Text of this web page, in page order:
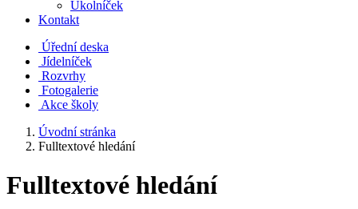
Úkolníček
Kontakt
Úřední deska
Jídelníček
Rozvrhy
Fotogalerie
Akce školy
Úvodní stránka
Fulltextové hledání
Fulltextové hledání